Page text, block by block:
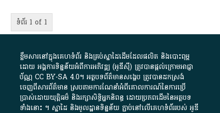
ទំព័រ 1 of 1
ខ្លឹមសារ​នៅ​ក្នុង​គេហទំព័រ និង​គ្រប់​ស្នា​ដៃ​ដើម​ដែល​ផលិត​ និង​បោះពុម្ព​
ដោយ​ អង្គការ​ទិន្នន័យ​អំពី​ការអភិវឌ្ឍ​​ (អូ​ឌី​ស៊ី)​ ត្រូវ​បាន​ផ្តល់​ក្រោម​អាជ្ញា
ប័ណ្ណ​CC BY-SA 4.0។​ អត្ថបទ​ព័ត៌មាន​សង្ខេប​ ត្រូវ​បាន​ដកស្រង់​
ចេញពី​សារព័ត៌មាន ស្របតាមការ​ណែនាំ​អំពី​គោលការណ៍​នៃ​ការ​ប្រើ
ប្រាស់​ដោយ​យុត្តិធម៌​ និង​រក្សាសិទ្ធិអ្នកនិពន្ធ ដោយ​ប្រភពដើម​នៃ​​អត្ថបទ
ទាំង​នោះ​ ។​ ស្នាដៃ​ និង​មូលដ្ឋាន​ទិន្នន័យ ​ភ្ជាប់​នៅ​លើ​គេហទំព័រ​របស់​ អូ​ឌី​